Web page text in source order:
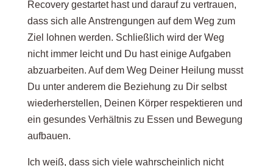
Recovery gestartet hast und darauf zu vertrauen,
dass sich alle Anstrengungen auf dem Weg zum
Ziel lohnen werden. Schließlich wird der Weg
nicht immer leicht und Du hast einige Aufgaben
abzuarbeiten. Auf dem Weg Deiner Heilung musst
Du unter anderem die Beziehung zu Dir selbst
wiederherstellen, Deinen Körper respektieren und
ein gesundes Verhältnis zu Essen und Bewegung
aufbauen.
Ich weiß, dass sich viele wahrscheinlich nicht